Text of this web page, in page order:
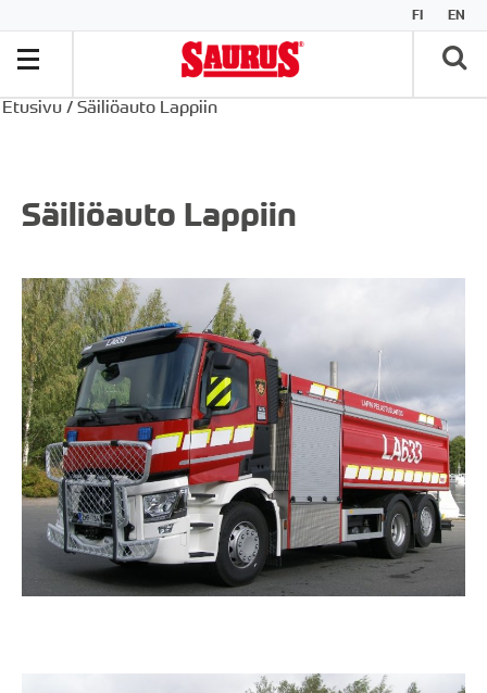
FI EN
Etusivu / Säiliöauto Lappiin
Säiliöauto Lappiin